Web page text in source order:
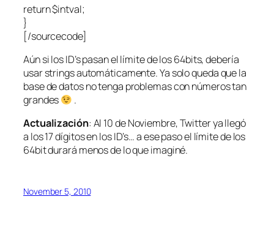
return $intval;
}
[/sourcecode]
Aún si los ID’s pasan el límite de los 64bits, debería
usar strings automáticamente. Ya solo queda que la
base de datos no tenga problemas con números tan
grandes
.
Actualización: Al 10 de Noviembre, Twitter ya llegó
a los 17 dígitos en los ID’s… a ese paso el límite de los
64bit durará menos de lo que imaginé.
November 5, 2010